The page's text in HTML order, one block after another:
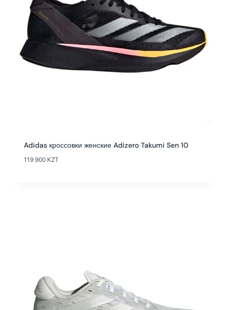
Adidas кроссовки женские Adizero Takumi Sen 10
119 900 KZT